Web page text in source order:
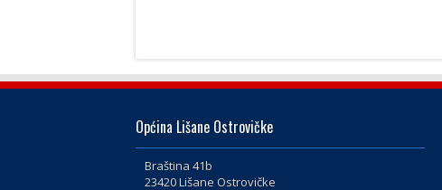
Općina Lišane Ostrovičke
Braština 41b
23420 Lišane Ostrovičke